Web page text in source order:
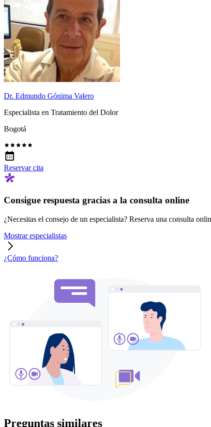
Dr. Edmundo Gónima Valero
Especialista en Tratamiento del Dolor
Bogotá
Reservar cita
Consigue respuesta gracias a la consulta online
¿Necesitas el consejo de un especialista? Reserva una consulta
Mostrar especialistas
¿Cómo funciona?
Preguntas similares